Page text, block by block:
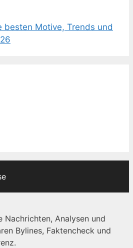
besten Motive, Trends und
Nachrichten, Analysen und
Bylines, Faktencheck und